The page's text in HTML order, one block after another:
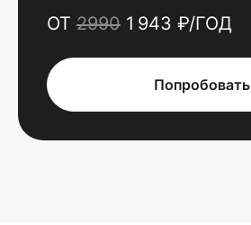
ОТ 2990 1 943 ₽/ГОД
Попробовать